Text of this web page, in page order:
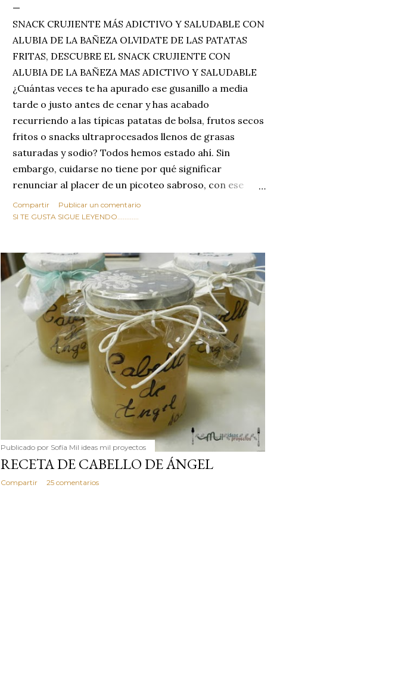
SNACK CRUJIENTE MÁS ADICTIVO Y SALUDABLE CON
ALUBIA DE LA BAÑEZA OLVIDATE DE LAS PATATAS
FRITAS, DESCUBRE EL SNACK CRUJIENTE CON
ALUBIA DE LA BAÑEZA MAS ADICTIVO Y SALUDABLE
¿Cuántas veces te ha apurado ese gusanillo a media
tarde o justo antes de cenar y has acabado
recurriendo a las típicas patatas de bolsa, frutos secos
fritos o snacks ultraprocesados llenos de grasas
saturadas y sodio? Todos hemos estado ahí. Sin
embargo, cuidarse no tiene por qué significar
renunciar al placer de un picoteo sabroso, con ese
toque tostado y crujiente que tanto nos satisface.
Estas alubias crujientes al horno van a cambiar por
tradicionales y copiosos de invierno. Con esta receta
simple pero revolucionaria, transformaremos un
ingrediente tan humilde como la alubia de La Bañeza
en un snack ligero, dorado, cargado de proteína y
100% natural. Es el sustituto perfecto a los frutos se...
Compartir
Publicar un comentario
SI TE GUSTA SIGUE LEYENDO............
Publicado por Sofía Mil ideas mil proyectos
RECETA DE CABELLO DE ÁNGEL
Compartir 25 comentarios